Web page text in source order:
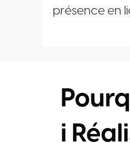
présence en
I